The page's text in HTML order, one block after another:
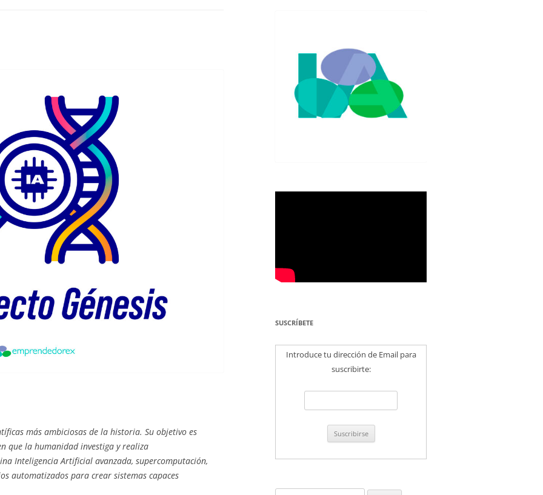
NUEVOS EMPRENDEDORES EN TU
GESTIÓN DEL CONOCIMIENTO EN
más ambiciosas de la historia. Su objetivo es
que la humanidad investiga y realiza
Inteligencia Artificial avanzada, supercomputación,
automatizados para crear sistemas capaces
SUSCRÍBETE
Introduce tu dirección de Email para
suscribirte: